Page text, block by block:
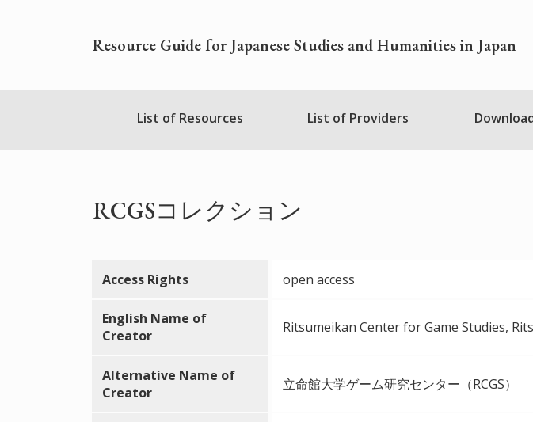
Resource Guide for Japanese Studies and Humanities in Japan
Nihudblink
List of Resources List of Providers
RCGSコレクション
Access Rights open access
English Name of
Creator
Ritsumeikan Center for Game Studies,
Alternative Name of
Creator
立命館大学ゲーム研究センター（RCGS）